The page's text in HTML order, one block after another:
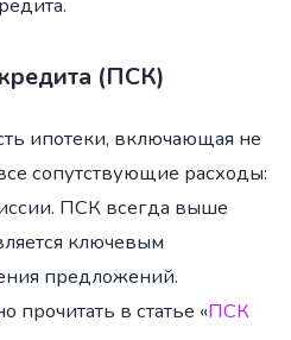
(ПСК)
ипотеки, включающая не
сопутствующие расходы:
ПСК всегда выше
ключевым
предложений.
в статье «ПСК